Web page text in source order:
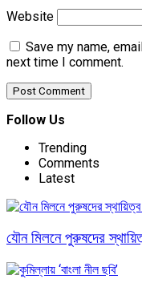
Website
Save my name,
next time I comment.
Follow Us
Trending
Comments
Latest
যৌন মিলনে পুরুষদের